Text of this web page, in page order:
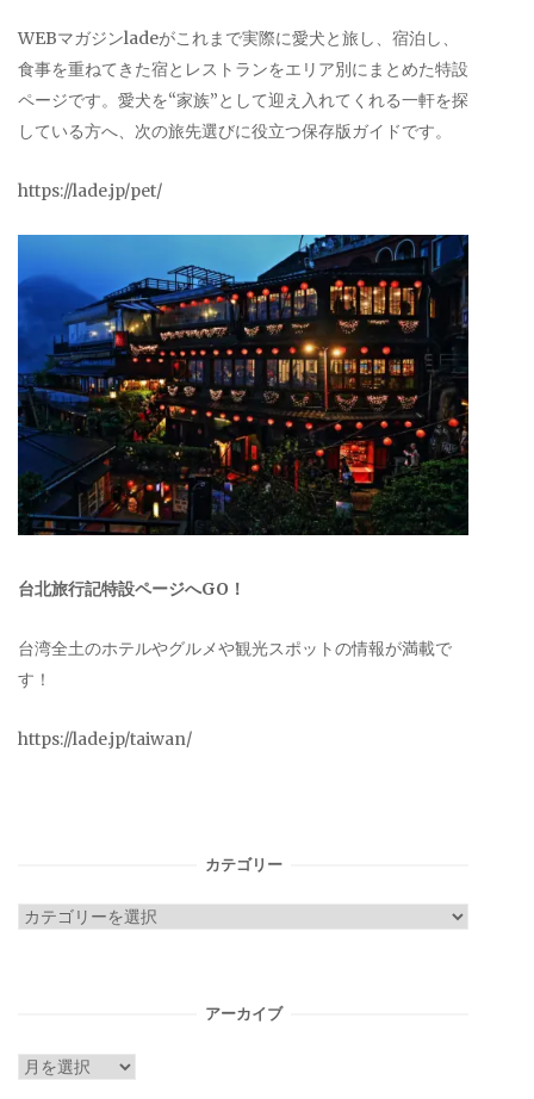
WEBマガジンladeがこれまで実際に愛犬と旅し、宿泊し、
食事を重ねてきた宿とレストランをエリア別にまとめた特設
ページです。愛犬を“家族”として迎え入れてくれる一軒を探
している方へ、次の旅先選びに役立つ保存版ガイドです。
https://lade.jp/pet/
台北旅行記特設ページへGO！
台湾全土のホテルやグルメや観光スポットの情報が満載で
す！
https://lade.jp/taiwan/
カテゴリー
カ
アーカイブ
ア